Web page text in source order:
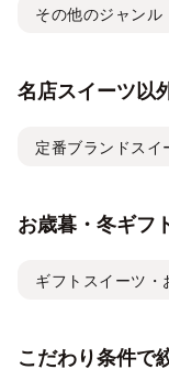
その他のジャンル
名店スイーツ以
定番ブランドスイ
お歳暮・冬ギフ
ギフトスイーツ・
こだわり条件で